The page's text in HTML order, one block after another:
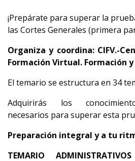
¡Prepárate para superar la
las Cortes Generales (primera
Organiza y coordina: CIFV.-
Formación Virtual. Formación
El temario se estructura en 34
Adquirirás los
necesarios para superar esta
Preparación integral y a tu
TEMARIO